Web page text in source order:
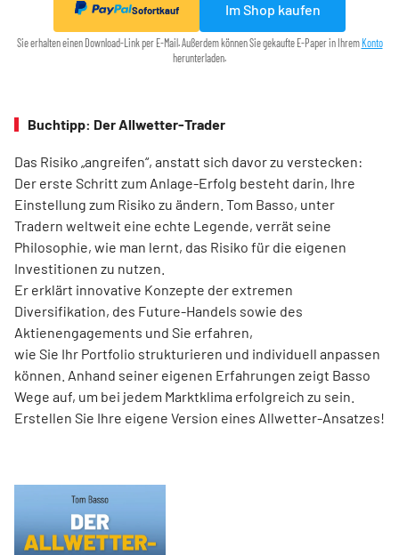
Sofortkauf Im Shop kaufen
Sie erhalten einen Download-Link per E-Mail. Außerdem können Sie gekaufte E-Paper in Ihrem Konto
herunterladen.
Buchtipp: Der Allwetter-Trader
Das Risiko „angreifen“, anstatt sich davor zu verstecken:
Der erste Schritt zum Anlage-Erfolg besteht darin, Ihre
Einstellung zum Risiko zu ändern. Tom Basso, unter
Tradern weltweit eine echte Legende, verrät seine
Philosophie, wie man lernt, das Risiko für die eigenen
Investitionen zu nutzen.
Er erklärt innovative Konzepte der extremen
Diversifikation, des Future-Handels sowie des
Aktienengagements und Sie erfahren,
wie Sie Ihr Portfolio strukturieren und individuell anpassen
können. Anhand seiner eigenen Erfahrungen zeigt Basso
Wege auf, um bei jedem Marktklima erfolgreich zu sein.
Erstellen Sie Ihre eigene Version eines Allwetter-Ansatzes!